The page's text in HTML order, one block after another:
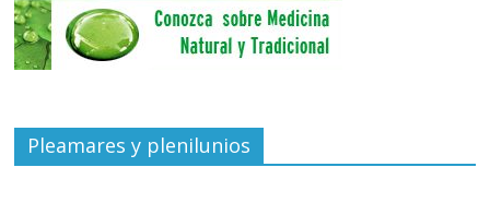
Pleamares y plenilunios